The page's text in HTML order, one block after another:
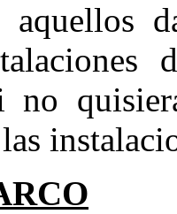
no